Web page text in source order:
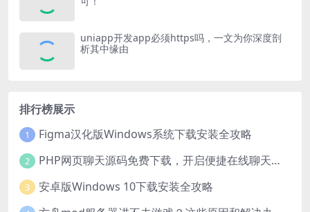
uniapp开发app必须https吗，一文为你深度剖
析其中缘由
排行榜展示
1 Figma汉化版Windows系统下载安装全攻略
2 PHP网页聊天源码免费下载，开启便捷在线聊天开发之旅
3 安卓版Windows 10下载安装全攻略